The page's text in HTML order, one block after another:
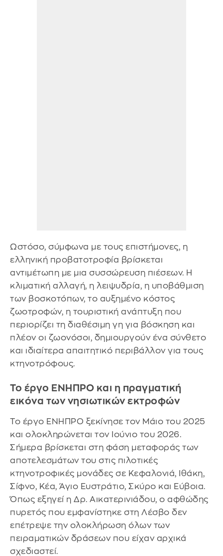
Ωστόσο, σύμφωνα με τους επιστήμονες, η
ελληνική προβατοτροφία βρίσκεται
αντιμέτωπη με μια συσσώρευση πιέσεων. Η
κλιματική αλλαγή, η λειψυδρία, η υποβάθμιση
των βοσκοτόπων, το αυξημένο κόστος
ζωοτροφών, η τουριστική ανάπτυξη που
περιορίζει τη διαθέσιμη γη για βόσκηση και
πλέον οι ζωονόσοι, δημιουργούν ένα σύνθετο
και ιδιαίτερα απαιτητικό περιβάλλον για τους
κτηνοτρόφους.
Το έργο ΕΝΗΠΡΟ και η πραγματική
εικόνα των νησιωτικών εκτροφών
Το έργο ΕΝΗΠΡΟ ξεκίνησε τον Μάιο του 2025
και ολοκληρώνεται τον Ιούνιο του 2026.
Σήμερα βρίσκεται στη φάση μεταφοράς των
αποτελεσμάτων του στις πιλοτικές
κτηνοτροφικές μονάδες σε Κεφαλονιά, Ιθάκη,
Σίφνο, Κέα, Άγιο Ευστράτιο, Σκύρο και Εύβοια.
Όπως εξηγεί η Δρ. Αικατερινιάδου, ο αφθώδης
πυρετός που εμφανίστηκε στη Λέσβο δεν
επέτρεψε την ολοκλήρωση όλων των
πειραματικών δράσεων που είχαν αρχικά
σχεδιαστεί.